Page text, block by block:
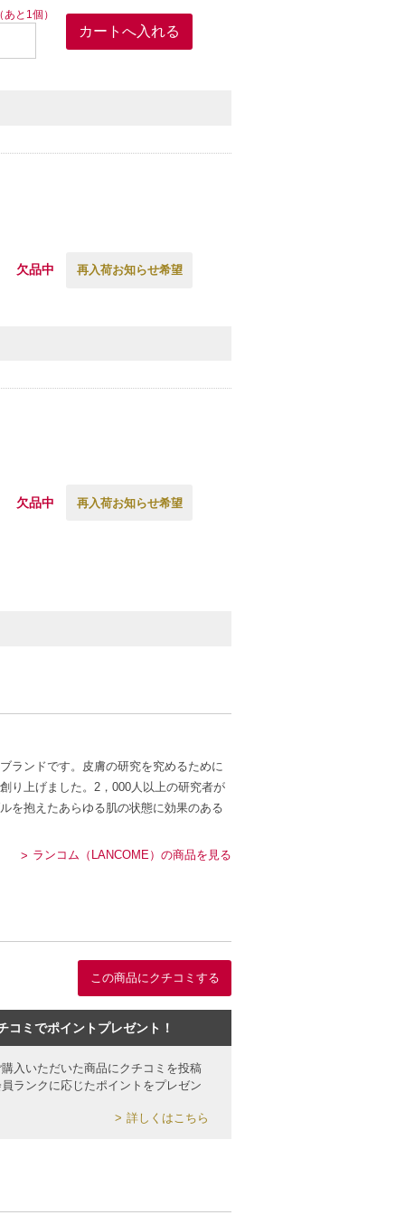
と1個）
欠品中 再入荷お知らせ希望
欠品中 再入荷お知らせ希望
ランドです。皮膚の研究を究めるために
り上げました。2，000人以上の研究者が
を抱えたあらゆる肌の状態に効果のある
ランコム（LANCOME）の商品を見る
この商品にクチコミする
コミでポイントプレゼント！
入いただいた商品にクチコミを投稿
ランクに応じたポイントをプレゼン
詳しくはこちら